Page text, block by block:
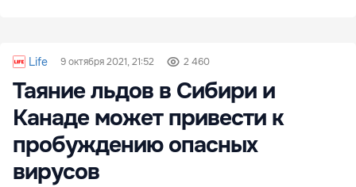
Life 9 октября 2021, 21:52 2 460
Таяние льдов в Сибири и
Канаде может привести к
пробуждению опасных
вирусов